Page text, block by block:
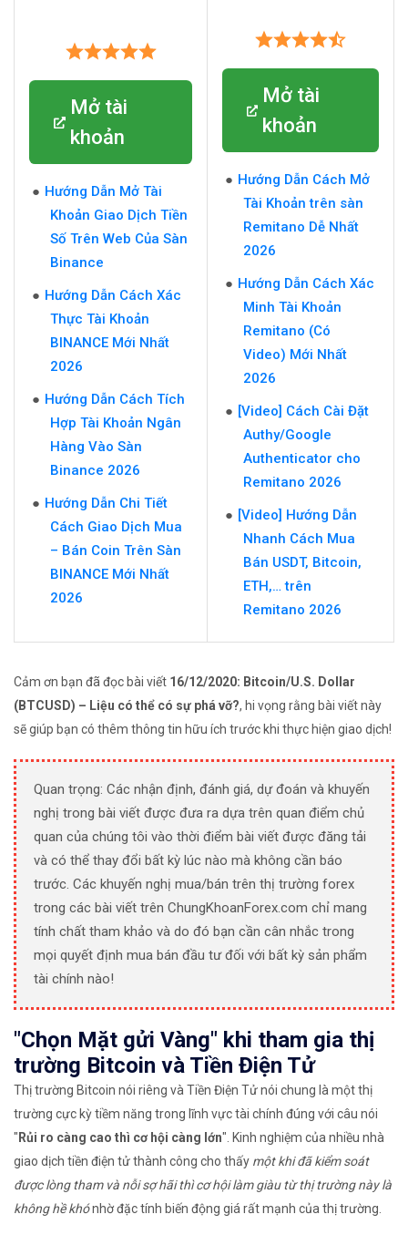
Mở tài
khoản
Hướng Dẫn Mở Tài
Khoản Giao Dịch Tiền
Số Trên Web Của Sàn
Binance
Hướng Dẫn Cách Xác
Thực Tài Khoản
BINANCE Mới Nhất
2026
Hướng Dẫn Cách Tích
Hợp Tài Khoản Ngân
Hàng Vào Sàn
Binance 2026
Hướng Dẫn Chi Tiết
Cách Giao Dịch Mua
– Bán Coin Trên Sàn
BINANCE Mới Nhất
2026
Mở tài
khoản
Hướng Dẫn Cách Mở
Tài Khoản trên sàn
Remitano Dễ Nhất
2026
Hướng Dẫn Cách Xác
Minh Tài Khoản
Remitano (Có
Video) Mới Nhất
2026
[Video] Cách Cài Đặt
Authy/Google
Authenticator cho
Remitano 2026
[Video] Hướng Dẫn
Nhanh Cách Mua
Bán USDT, Bitcoin,
ETH,… trên
Remitano 2026
Cảm ơn bạn đã đọc bài viết 16/12/2020: Bitcoin/U.S. Dollar
(BTCUSD) – Liệu có thể có sự phá vỡ?, hi vọng rằng bài viết này
sẽ giúp bạn có thêm thông tin hữu ích trước khi thực hiện giao dịch!
Quan trọng: Các nhận định, đánh giá, dự đoán và khuyến
nghị trong bài viết được đưa ra dựa trên quan điểm chủ
quan của chúng tôi vào thời điểm bài viết được đăng tải
và có thể thay đổi bất kỳ lúc nào mà không cần báo
trước. Các khuyến nghị mua/bán trên thị trường forex
trong các bài viết trên ChungKhoanForex.com chỉ mang
tính chất tham khảo và do đó bạn cần cân nhắc trong
mọi quyết định mua bán đầu tư đối với bất kỳ sản phẩm
tài chính nào!
"Chọn Mặt gửi Vàng" khi tham gia thị
trường Bitcoin và Tiền Điện Tử
Thị trường Bitcoin nói riêng và Tiền Điện Tử nói chung là một thị
trường cực kỳ tiềm năng trong lĩnh vực tài chính đúng với câu nói
" Rủi ro càng cao thì cơ hội càng lớn". Kinh nghiệm của nhiều nhà
giao dịch tiền điện tử thành công cho thấy một khi đã kiểm soát
được lòng tham và nỗi sợ hãi thì cơ hội làm giàu từ thị trường này là
không hề khónhờ đặc tính biến động giá rất mạnh của thị trường.